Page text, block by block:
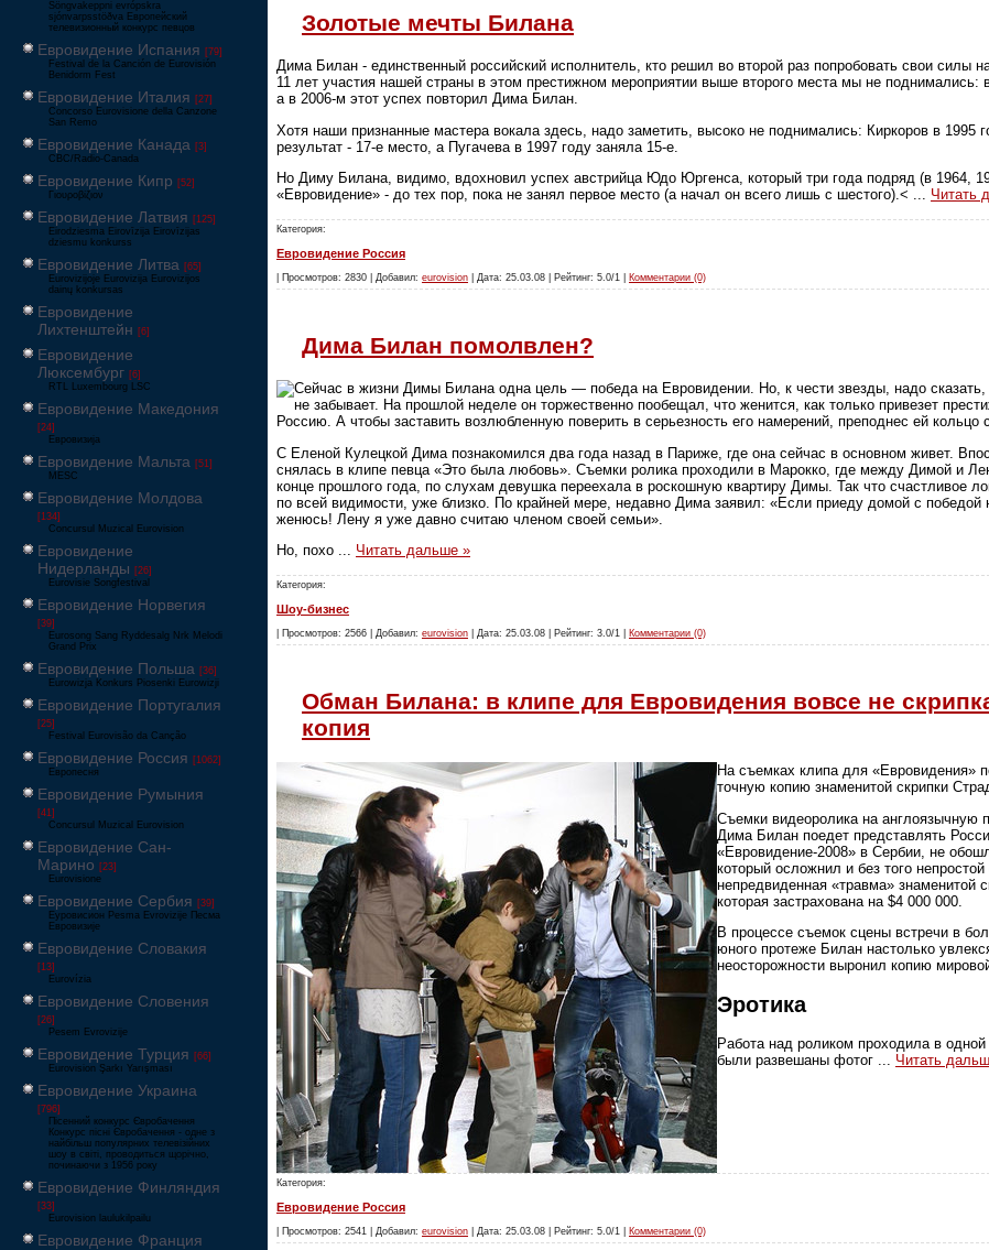
Söngvakeppni evrópskra
sjónvarpsstöðva Европейский
телевизионный конкурс певцов
Евровидение Испания [79]
Festival de la Canción de Eurovisión
Benidorm Fest
Евровидение Италия [27]
Concorso Eurovisione della Canzone
San Remo
Евровидение Канада [3]
CBC/Radio-Canada
Евровидение Кипр [52]
Γιουροβίζιον
Евровидение Латвия [125]
Eirodziesma Eirovīzija Eirovīzijas
dziesmu konkurss
Евровидение Литва [65]
Eurovizijoje Eurovizija Eurovizijos
dainų konkursas
Евровидение
Лихтенштейн [6]
Евровидение
Люксембург [6]
RTL Luxembourg LSC
Евровидение Македония
[24]
Евровизија
Евровидение Мальта [51]
MESC
Евровидение Молдова
[134]
Concursul Muzical Eurovision
Евровидение
Нидерланды [26]
Eurovisie Songfestival
Евровидение Норвегия
[39]
Eurosong Sang Ryddesalg Nrk Melodi
Grand Prix
Евровидение Польша [36]
Eurowizja Konkurs Piosenki Eurowizji
Евровидение Португалия
[25]
Festival Eurovisão da Canção
Евровидение Россия [1062]
Европесня
Евровидение Румыния
[41]
Concursul Muzical Eurovision
Евровидение Сан-
Марино [23]
Eurovisione
Евровидение Сербия [39]
Еуровисион Pesma Evrovizije Песма
Евровизије
Евровидение Словакия
[13]
Eurovízia
Евровидение Словения
[26]
Pesem Evrovizije
Евровидение Турция [66]
Eurovision Şarkı Yarışması
Евровидение Украина
[796]
Пісенний конкурс Євробачення
Конкурс пісні Євробачення - одне з
найбільш популярних телевізійних
шоу в світі, проводиться щорічно,
починаючи з 1956 року
Евровидение Финляндия
[33]
Eurovision laulukilpailu
Евровидение Франция
Золотые мечты Билана
Дима Билан - единственный российский исполнитель, кто решил во второй раз попробовать свои силы
11 лет участия нашей страны в этом престижном мероприятии выше второго места мы не поднимались:
а в 2006-м этот успех повторил Дима Билан.
Хотя наши признанные мастера вокала здесь, надо заметить, высоко не поднимались: Киркоров в 1995
результат - 17-е место, а Пугачева в 1997 году заняла 15-е.
Но Диму Билана, видимо, вдохновил успех австрийца Юдо Юргенса, который три года подряд (в 1964,
«Евровидение» - до тех пор, пока не занял первое место (а начал он всего лишь с шестого).<
Читать
Категория:
Евровидение Россия
| Просмотров: 2830 | Добавил: eurovision | Дата: 25.03.08 | Рейтинг: 5.0/1 | Комментарии (0)
Дима Билан помолвлен?
Сейчас в жизни Димы Билана одна цель — победа на Евровидении. Но, к чести звезды, надо сказать,
не забывает. На прошлой неделе он торжественно пообещал, что женится, как только привезет
Россию. А чтобы заставить возлюбленную поверить в серьезность его намерений, преподнес ей кольцо
С Еленой Кулецкой Дима познакомился два года назад в Париже, где она сейчас в основном живет.
снялась в клипе певца «Это была любовь». Съемки ролика проходили в Марокко, где между Димой и
конце прошлого года, по слухам девушка переехала в роскошную квартиру Димы. Так что счастливое
по всей видимости, уже близко. По крайней мере, недавно Дима заявил: «Если приеду домой с победой
женюсь! Лену я уже давно считаю членом своей семьи».
Но, похо
Читать дальше »
Категория:
Шоу-бизнес
| Просмотров: 2566 | Добавил: eurovision | Дата: 25.03.08 | Рейтинг: 3.0/1 | Комментарии (0)
Обман Билана: в клипе для Евровидения вовсе не
копия
На съемках клипа для «Евровидения»
точную копию знаменитой скрипки
Съемки видеоролика на англоязычную
Дима Билан поедет представлять
«Евровидение-2008» в Сербии, не
который осложнил и без того
непредвиденная «травма» знаменитой
которая застрахована на $4 000 000.
В процессе съемок cцены встречи в
юного протеже Билан настолько
неосторожности выронил копию
Эротика
Работа над роликом проходила в
были развешаны фотог ... Читать
Категория:
Евровидение Россия
| Просмотров: 2541 | Добавил: eurovision | Дата: 25.03.08 | Рейтинг: 5.0/1 | Комментарии (0)